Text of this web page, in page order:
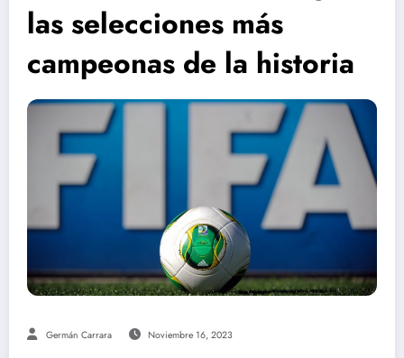
las selecciones más
campeonas de la historia
Germán Carrara Noviembre 16, 2023